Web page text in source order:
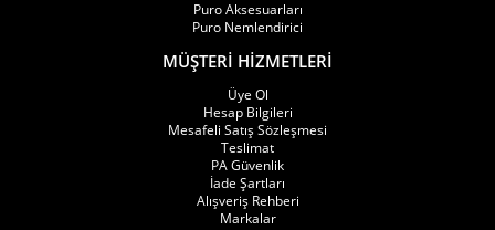
Puro Aksesuarları tek alevli yani single torch çakmak modelleri;
kontrollü kullanım, kompakt yapı ve minimal tasarım anlayışıyla
öne çıkan ürün grupları arasında yer almaktadır. Tek çıkışlı jet
flame sistemi sayesinde daha dengeli kullanım avantajı sunan bu
modeller, özellikle taşınabilir premium aksesuar arayan
kullanıcılar tarafından yoğun ilgi görmektedir.
Puro Aksesuarları
Puro Nemlendirici
MÜŞTERİ HİZMETLERİ
Üye Ol
Hesap Bilgileri
Mesafeli Satış Sözleşmesi
Teslimat
PA Güvenlik
İade Şartları
Alışveriş Rehberi
Markalar